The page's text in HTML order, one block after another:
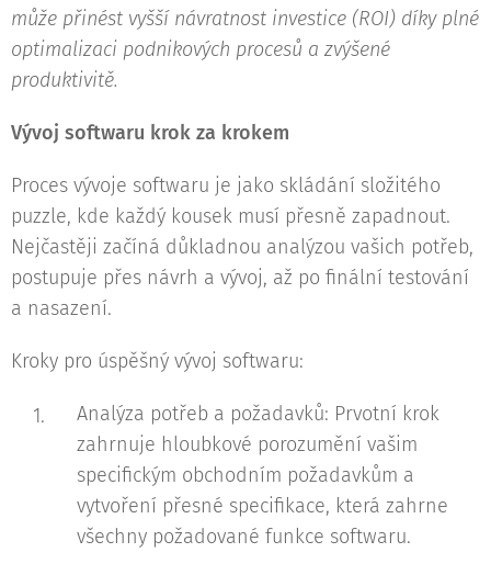
může přinést vyšší návratnost investice (ROI) díky plné
optimalizaci podnikových procesů a zvýšené
produktivitě.
Vývoj softwaru krok za krokem
Proces vývoje softwaru je jako skládání složitého
puzzle, kde každý kousek musí přesně zapadnout.
Nejčastěji začíná důkladnou analýzou vašich potřeb,
postupuje přes návrh a vývoj, až po finální testování
a nasazení.
Kroky pro úspěšný vývoj softwaru:
Analýza potřeb a požadavků: Prvotní krok
zahrnuje hloubkové porozumění vašim
specifickým obchodním požadavkům a
vytvoření přesné specifikace, která zahrne
všechny požadované funkce softwaru.